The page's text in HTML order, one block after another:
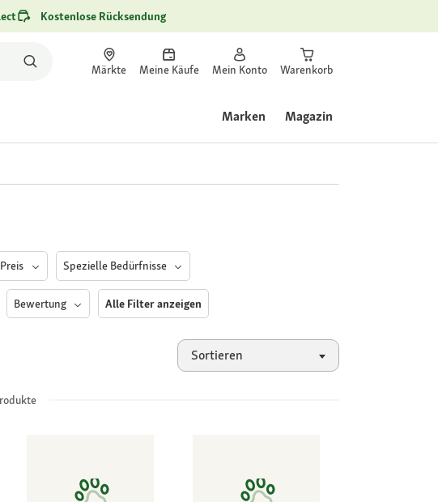
Kostenlose Rücksendung
Märkte Meine Käufe Mein Konto Warenkorb
Marken Magazin
Preis Spezielle Bedürfnisse
Bewertung Alle Filter anzeigen
Sortieren